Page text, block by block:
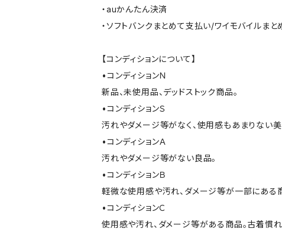
・auかんたん決済
・ソフトバンクまとめて支払い/ワイモバイルま
【コンディションについて】
•コンディションＮ
新品、未使用品、デッドストック商品。
•コンディションＳ
汚れやダメージ等がなく、使用感もあまりない
•コンディションＡ
汚れやダメージ等がない良品。
•コンディションＢ
軽微な使用感や汚れ、ダメージ等が一部にある
•コンディションＣ
使用感や汚れ、ダメージ等がある商品。古着慣